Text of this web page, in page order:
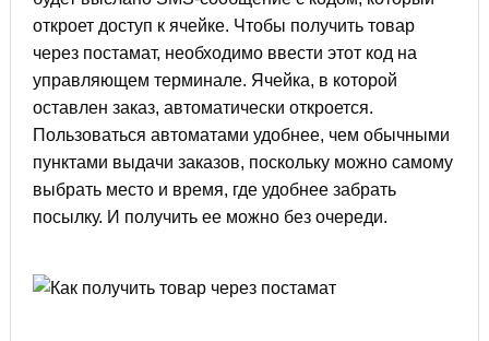
откроет доступ к ячейке. Чтобы получить товар
через постамат, необходимо ввести этот код на
управляющем терминале. Ячейка, в которой
оставлен заказ, автоматически откроется.
Пользоваться автоматами удобнее, чем обычными
пунктами выдачи заказов, поскольку можно самому
выбрать место и время, где удобнее забрать
посылку. И получить ее можно без очереди.